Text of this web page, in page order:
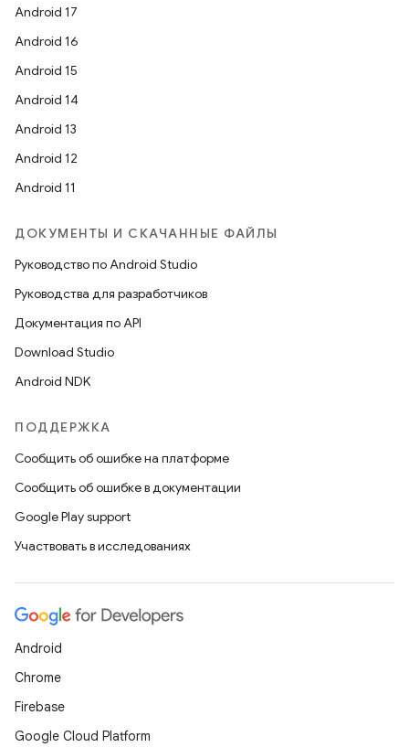
Android 17
Android 16
Android 15
Android 14
Android 13
Android 12
Android 11
ДОКУМЕНТЫ И СКАЧАННЫЕ ФАЙЛЫ
Руководство по Android Studio
Руководства для разработчиков
Документация по API
Download Studio
Android NDK
ПОДДЕРЖКА
Сообщить об ошибке на платформе
Сообщить об ошибке в документации
Google Play support
Участвовать в исследованиях
Android
Chrome
Firebase
Google Cloud Platform